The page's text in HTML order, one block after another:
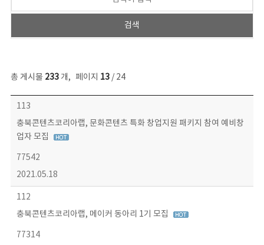
총 게시물 233개, 페이지 13/ 24
보도자료 목록 - 번호, 제목, 작성자, 파일, 조회수, 작성일 정보 제공
113
충북콘텐츠코리아랩, 문화콘텐츠 특화 창업지원 패키지 참여 예비창
업자 모집
77542
2021.05.18
112
충북콘텐츠코리아랩, 메이커 동아리 1기 모집
77314